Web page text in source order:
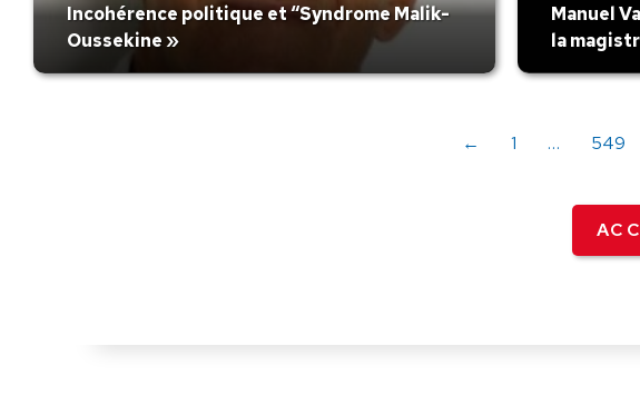
Incohérence politique et “Syndrome Malik-
Oussekine »
Manuel
la
← 1 … 549